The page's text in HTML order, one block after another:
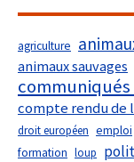
agriculture
animaux sauvages
communiqués
compte rendu de
droit européen emploi
formation loup